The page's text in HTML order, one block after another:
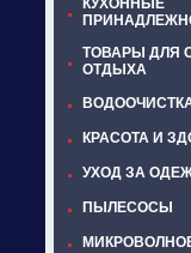
КУХОННЫЕ
ТОВАРЫ ДЛЯ
ОТДЫХА
КРАСОТА И
УХОД ЗА
ПЫЛЕСОСЫ